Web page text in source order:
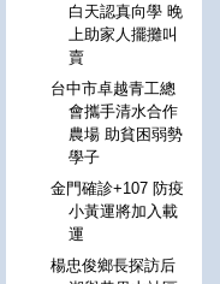
白天認真向學 晚
上助家人擺攤叫
賣
台中市卓越青工總
會攜手清水合作
農場 助貧困弱勢
學子
金門確診+107 防疫
小黃運將加入載
運
楊忠俊鄉長探訪后